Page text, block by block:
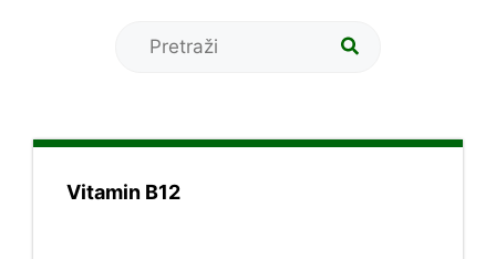
Vitamin B12